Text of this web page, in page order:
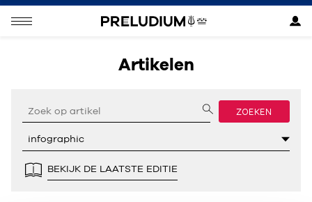
Artikelen
ZOEKEN
BEKIJK DE LAATSTE EDITIE